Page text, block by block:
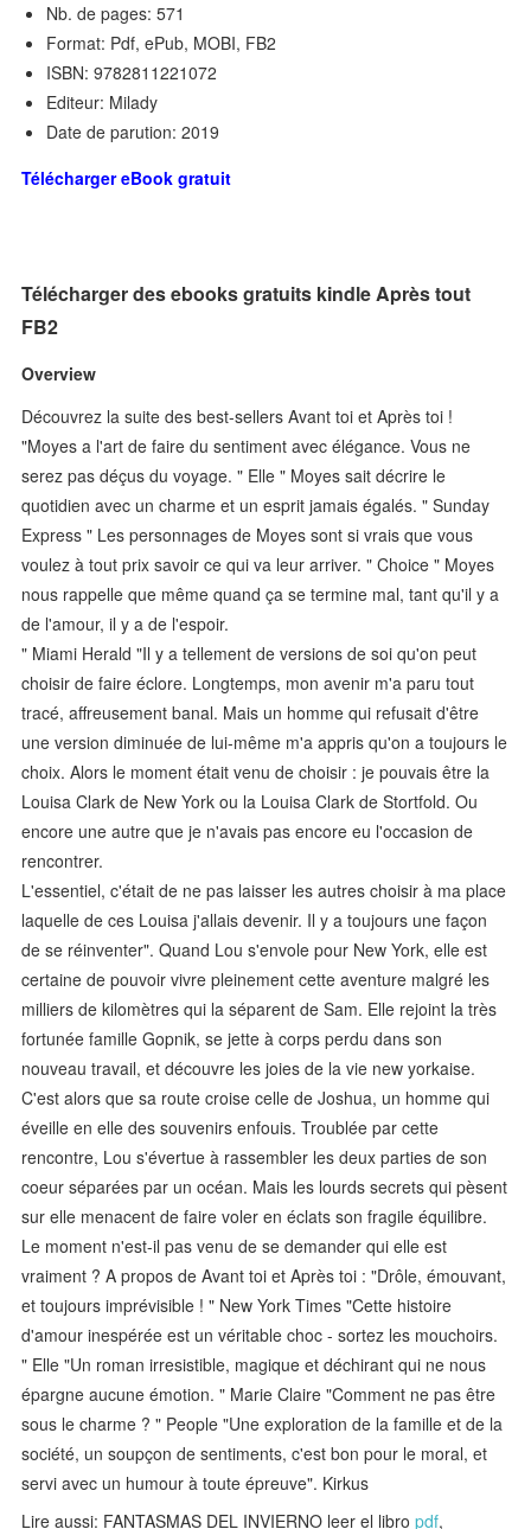
Nb. de pages: 571
Format: Pdf, ePub, MOBI, FB2
ISBN: 9782811221072
Editeur: Milady
Date de parution: 2019
Télécharger eBook gratuit
Télécharger des ebooks gratuits kindle Après tout
FB2
Overview
Découvrez la suite des best-sellers Avant toi et Après toi !
"Moyes a l'art de faire du sentiment avec élégance. Vous ne
serez pas déçus du voyage. " Elle " Moyes sait décrire le
quotidien avec un charme et un esprit jamais égalés. " Sunday
Express " Les personnages de Moyes sont si vrais que vous
voulez à tout prix savoir ce qui va leur arriver. " Choice " Moyes
nous rappelle que même quand ça se termine mal, tant qu'il y a
de l'amour, il y a de l'espoir.
" Miami Herald "Il y a tellement de versions de soi qu'on peut
choisir de faire éclore. Longtemps, mon avenir m'a paru tout
tracé, affreusement banal. Mais un homme qui refusait d'être
une version diminuée de lui-même m'a appris qu'on a toujours le
choix. Alors le moment était venu de choisir : je pouvais être la
Louisa Clark de New York ou la Louisa Clark de Stortfold. Ou
encore une autre que je n'avais pas encore eu l'occasion de
rencontrer.
L'essentiel, c'était de ne pas laisser les autres choisir à ma place
laquelle de ces Louisa j'allais devenir. Il y a toujours une façon
de se réinventer". Quand Lou s'envole pour New York, elle est
certaine de pouvoir vivre pleinement cette aventure malgré les
milliers de kilomètres qui la séparent de Sam. Elle rejoint la très
fortunée famille Gopnik, se jette à corps perdu dans son
nouveau travail, et découvre les joies de la vie new yorkaise.
C'est alors que sa route croise celle de Joshua, un homme qui
éveille en elle des souvenirs enfouis. Troublée par cette
rencontre, Lou s'évertue à rassembler les deux parties de son
coeur séparées par un océan. Mais les lourds secrets qui pèsent
sur elle menacent de faire voler en éclats son fragile équilibre.
Le moment n'est-il pas venu de se demander qui elle est
vraiment ? A propos de Avant toi et Après toi : "Drôle, émouvant,
et toujours imprévisible ! " New York Times "Cette histoire
d'amour inespérée est un véritable choc - sortez les mouchoirs.
" Elle "Un roman irresistible, magique et déchirant qui ne nous
épargne aucune émotion. " Marie Claire "Comment ne pas être
sous le charme ? " People "Une exploration de la famille et de la
société, un soupçon de sentiments, c'est bon pour le moral, et
servi avec un humour à toute épreuve". Kirkus
Lire aussi: FANTASMAS DEL INVIERNO leer el libropdf,